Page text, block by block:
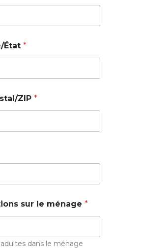
État *
ZIP *
sur le ménage *
dans le ménage